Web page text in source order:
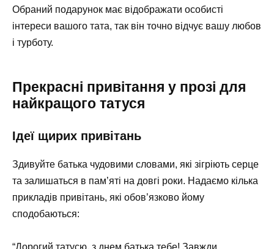
Обраний подарунок має відображати особисті
інтереси вашого тата, так він точно відчує вашу любов
і турботу.
Прекрасні привітання у прозі для
найкращого татуся
Ідеї щирих привітань
Здивуйте батька чудовими словами, які зігріють серце
та залишаться в пам’яті на довгі роки. Надаємо кілька
прикладів привітань, які обов’язково йому
сподобаються:
“Дорогий татусю, з днем батька тебе! Завжди